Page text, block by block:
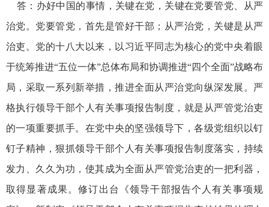
答：办好中国的事情，关键在党，关键在党要管党、从严
治党。党要管党，首先是管好干部；从严治党，关键是从严
治吏。党的十八大以来，以习近平同志为核心的党中央着眼
于统筹推进“五位一体”总体布局和协调推进“四个全面”战略布
局，采取一系列新举措，推进全面从严治党向纵深发展。严
格执行领导干部个人有关事项报告制度，就是从严管党治吏
的一项重要抓手。在党中央的坚强领导下，各级党组织以钉
钉子精神，狠抓领导干部个人有关事项报告制度落实，持续
发力、久久为功，使其成为全面从严管党治吏的一把利器，
取得显著成果。修订出台《领导干部报告个人有关事项规